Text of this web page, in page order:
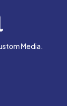
Media.